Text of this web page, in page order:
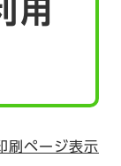
用
刷ページ表示